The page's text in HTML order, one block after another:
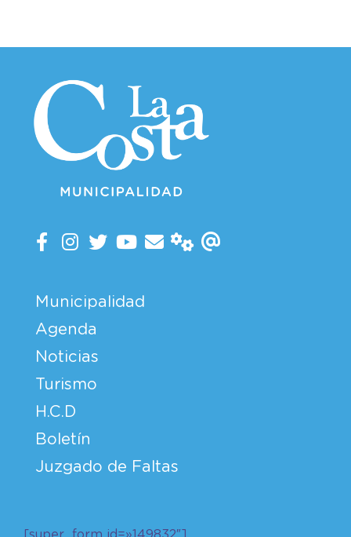
Municipalidad
Agenda
Noticias
Turismo
H.C.D
Boletín
Juzgado de Faltas
[super_form id=»149832″]